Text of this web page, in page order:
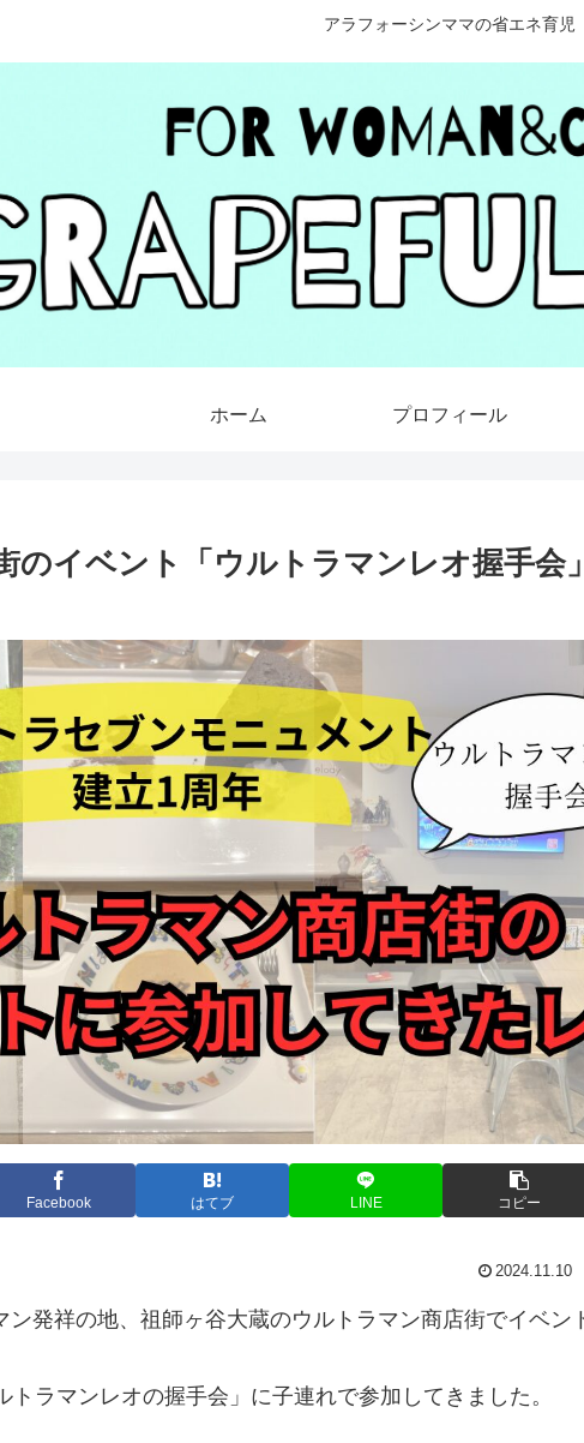
アラフォーシンママの省エネ育児
ホーム プロフィール
のイベント「ウルトラマンレオ握手会
Facebook はてブ LINE コピー
2024.11.10
ン発祥の地、祖師ヶ谷大蔵のウルトラマン商店街でイベン
トラマンレオの握手会」に子連れで参加してきました。